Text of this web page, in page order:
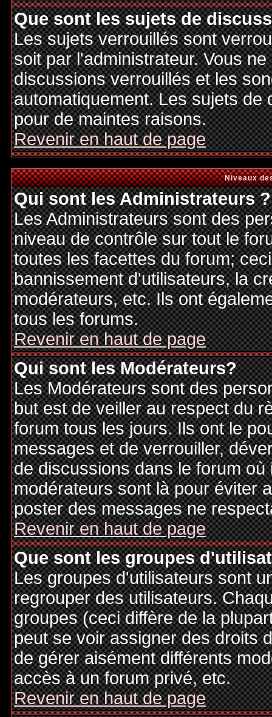
Que sont les sujets de
Les sujets verrouillés sont
soit par l'administrateur. Vous
discussions verrouillés et les
automatiquement. Les sujets
pour de maintes raisons.
Revenir en haut de page
Niveaux
Qui sont les Administrateurs ?
Les Administrateurs sont des
niveau de contrôle sur tout le
toutes les facettes du forum;
bannissement d'utilisateurs, la
modérateurs, etc. Ils ont
tous les forums.
Revenir en haut de page
Qui sont les Modérateurs?
Les Modérateurs sont des
but est de veiller au respect du
forum tous les jours. Ils ont le
messages et de verrouiller,
de discussions dans le forum
modérateurs sont là pour éviter
poster des messages ne
Revenir en haut de page
Que sont les groupes
Les groupes d'utilisateurs sont
regrouper des utilisateurs.
groupes (ceci diffère de la
peut se voir assigner des droits
de gérer aisément différents
accès à un forum privé, etc.
Revenir en haut de page